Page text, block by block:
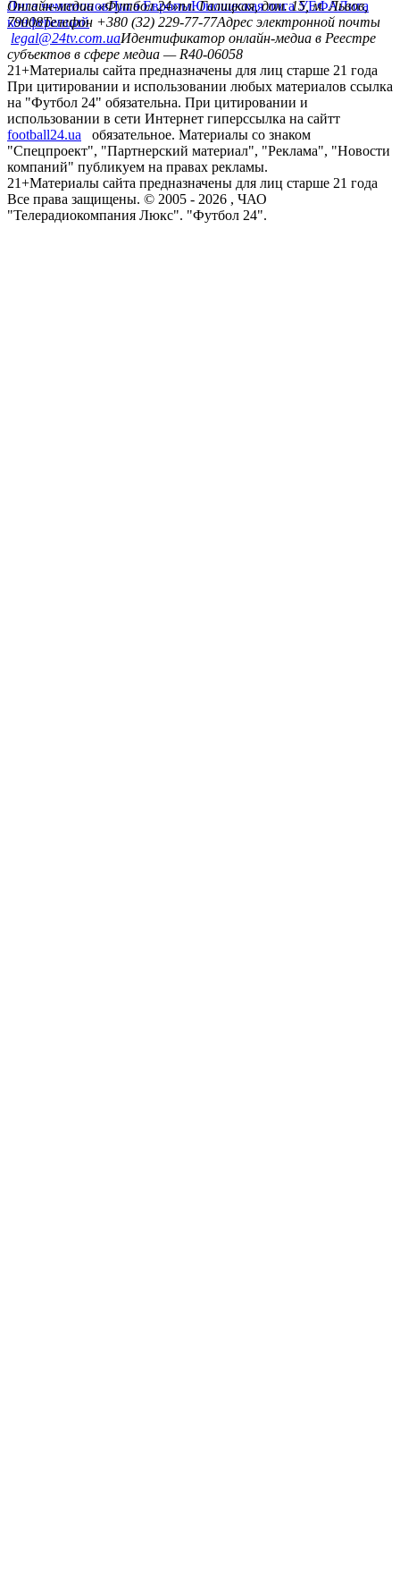
Лига чемпионовЛига ЕвропыЮношеская лига УЕФАЛига
конференций
Онлайн-медиа «Футбол 24»пл. Галицкая, дом. 15, м. Львов,
79008Телефон +380 (32) 229-77-77Адрес электронной почты
legal@24tv.com.uaИдентификатор онлайн-медиа в Реестре
субъектов в сфере медиа — R40-06058
21+Материалы сайта предназначены для лиц старше 21 года
При цитировании и использовании любых материалов ссылка
на "Футбол 24" обязательна. При цитировании и
использовании в сети Интернет гиперссылка на сайтт
football24.ua
обязательное. Материалы со знаком
"Спецпроект", "Партнерский материал", "Реклама", "Новости
компаний" публикуем на правах рекламы.
21+Материалы сайта предназначены для лиц старше 21 года
Все права защищены. © 2005 - 2026 , ЧАО
"Телерадиокомпания Люкс". "Футбол 24".